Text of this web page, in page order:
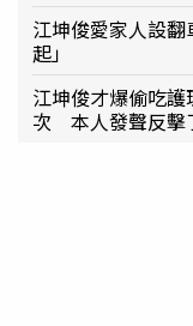
江坤俊愛家人設
起」
江坤俊才爆偷吃
次 本人發聲反擊